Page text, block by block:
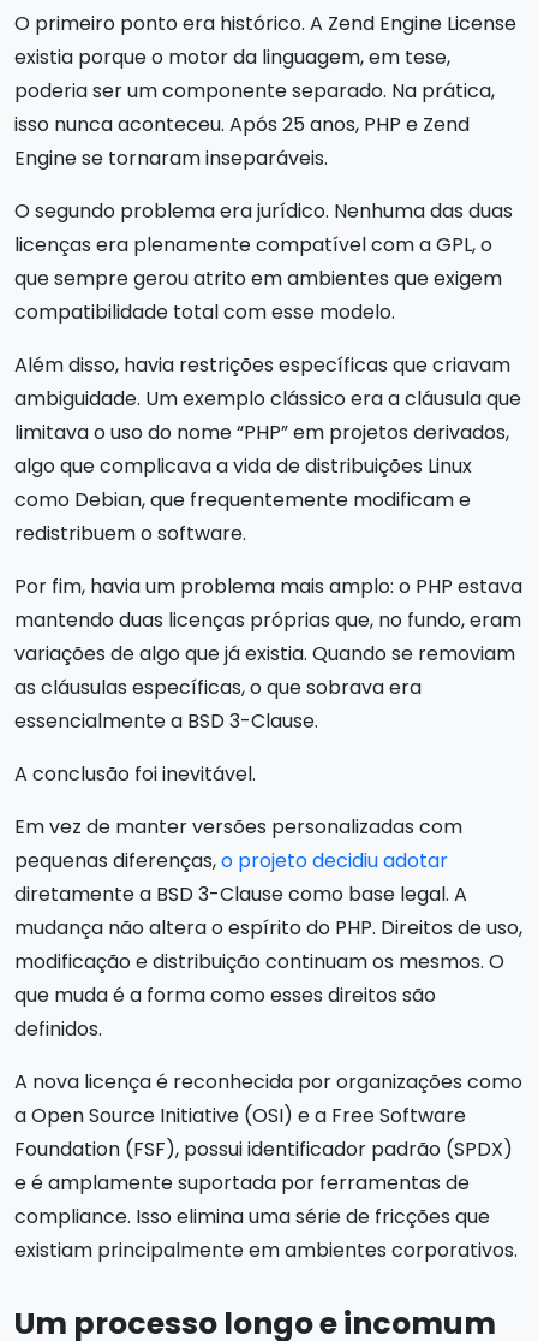
O primeiro ponto era histórico. A Zend Engine License
existia porque o motor da linguagem, em tese,
poderia ser um componente separado. Na prática,
isso nunca aconteceu. Após 25 anos, PHP e Zend
Engine se tornaram inseparáveis.
O segundo problema era jurídico. Nenhuma das duas
licenças era plenamente compatível com a GPL, o
que sempre gerou atrito em ambientes que exigem
compatibilidade total com esse modelo.
Além disso, havia restrições específicas que criavam
ambiguidade. Um exemplo clássico era a cláusula que
limitava o uso do nome “PHP” em projetos derivados,
algo que complicava a vida de distribuições Linux
como Debian, que frequentemente modificam e
redistribuem o software.
Por fim, havia um problema mais amplo: o PHP estava
mantendo duas licenças próprias que, no fundo, eram
variações de algo que já existia. Quando se removiam
as cláusulas específicas, o que sobrava era
essencialmente a BSD 3-Clause.
A conclusão foi inevitável.
Em vez de manter versões personalizadas com
pequenas diferenças,o projeto decidiu adotar
diretamente a BSD 3-Clause como base legal. A
mudança não altera o espírito do PHP. Direitos de uso,
modificação e distribuição continuam os mesmos. O
que muda é a forma como esses direitos são
definidos.
A nova licença é reconhecida por organizações como
a Open Source Initiative (OSI) e a Free Software
Foundation (FSF), possui identificador padrão (SPDX)
e é amplamente suportada por ferramentas de
compliance. Isso elimina uma série de fricções que
existiam principalmente em ambientes corporativos.
Um processo longo e incomum